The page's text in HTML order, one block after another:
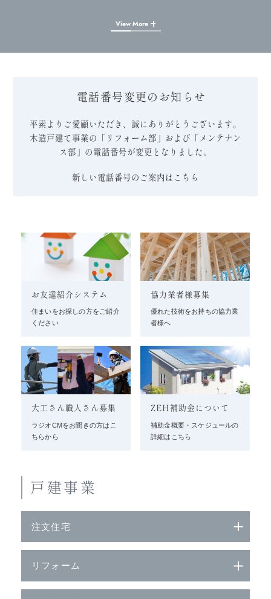
View More
電話番号変更のお知らせ
平素よりご愛顧いただき、誠にありがとうございます。
木造戸建て事業の「リフォーム部」および「メンテナン
ス部」の電話番号が変更となりました。
新しい電話番号のご案内はこちら
お友達紹介システム
住まいをお探しの方をご紹介
ください
協力業者様募集
優れた技術をお持ちの協力業
者様へ
大工さん職人さん募集
ラジオCMをお聞きの方はこ
ちらから
ZEH補助金について
補助金概要・スケジュールの
詳細はこちら
戸建事業
注文住宅
リフォーム